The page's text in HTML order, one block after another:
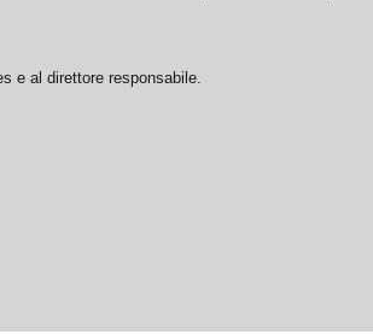
e al direttore responsabile.